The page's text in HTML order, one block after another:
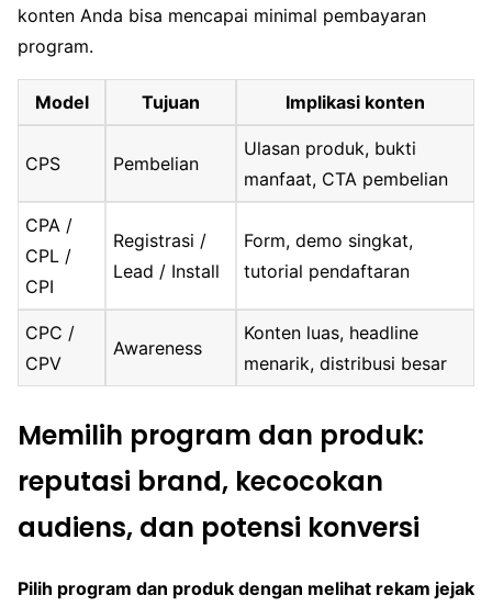
konten Anda bisa mencapai minimal pembayaran
program.
Model Tujuan Implikasi konten
CPS Pembelian
Ulasan produk, bukti
manfaat, CTA pembelian
CPA /
CPL /
CPI
Registrasi /
Lead / Install
Form, demo singkat,
tutorial pendaftaran
CPC /
CPV
Awareness
Konten luas, headline
menarik, distribusi besar
Memilih program dan produk:
reputasi brand, kecocokan
audiens, dan potensi konversi
Pilih program dan produk dengan melihat rekam jejak